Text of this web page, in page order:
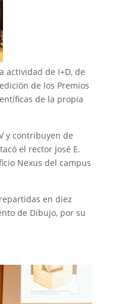
actividad de I+D, de
de los Premios
de la propia
y contribuyen de
el rector José E.
Nexus del campus
en diez
de Dibujo, por su